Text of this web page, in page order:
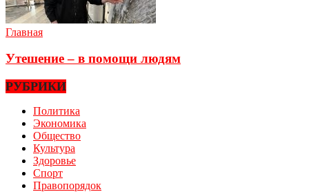
Главная
Утешение – в помощи людям
РУБРИКИ
Политика
Экономика
Общество
Культура
Здоровье
Спорт
Правопорядок